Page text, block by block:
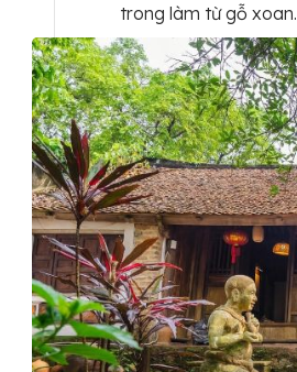
trong làm từ gỗ xoan.